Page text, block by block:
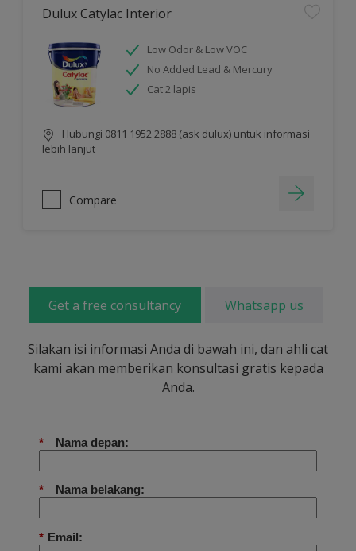
Dulux Catylac Interior
Low Odor & Low VOC
No Added Lead & Mercury
Cat 2 lapis
Hubungi 0811 1952 2888 (ask dulux) untuk informasi
lebih lanjut
Compare
Get a free consultancy Whatsapp us
Silakan isi informasi Anda di bawah ini, dan ahli cat
kami akan memberikan konsultasi gratis kepada
Anda.